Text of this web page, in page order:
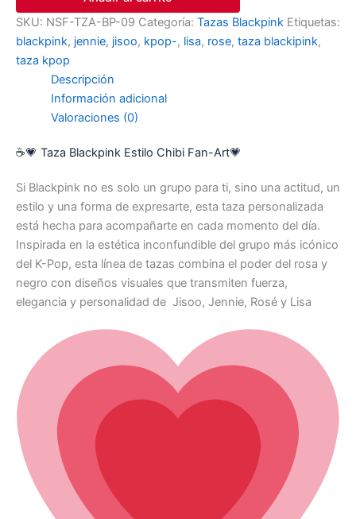
SKU: NSF-TZA-BP-09 Categoría: Tazas Blackpink Etiquetas:
blackpink, jennie, jisoo, kpop-, lisa, rose, taza blackipink,
taza kpop
Descripción
Información adicional
Valoraciones (0)
☕💗 Taza Blackpink Estilo Chibi Fan-Art💗
Si Blackpink no es solo un grupo para ti, sino una actitud, un
estilo y una forma de expresarte, esta taza personalizada
está hecha para acompañarte en cada momento del día.
Inspirada en la estética inconfundible del grupo más icónico
del K-Pop, esta línea de tazas combina el poder del rosa y
negro con diseños visuales que transmiten fuerza,
elegancia y personalidad de Jisoo, Jennie, Rosé y Lisa